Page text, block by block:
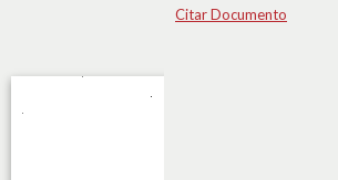
Citar Documento